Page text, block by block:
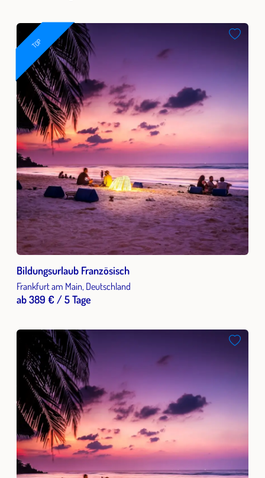
TOP
Bildungsurlaub Französisch
Frankfurt am Main, Deutschland
ab 389 € / 5 Tage